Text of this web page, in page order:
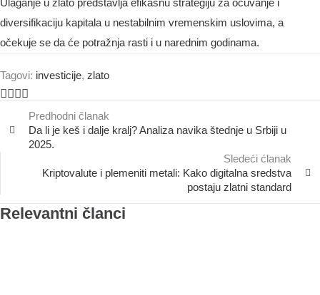
Ulaganje u zlato predstavlja efikasnu strategiju za očuvanje i
diversifikaciju kapitala u nestabilnim vremenskim uslovima, a
očekuje se da će potražnja rasti i u narednim godinama.
Tagovi: investicije, zlato
Predhodni članak
Da li je keš i dalje kralj? Analiza navika štednje u Srbiji u
2025.
Sledeći ćlanak
Kriptovalute i plemeniti metali: Kako digitalna sredstva
postaju zlatni standard
Relevantni članci